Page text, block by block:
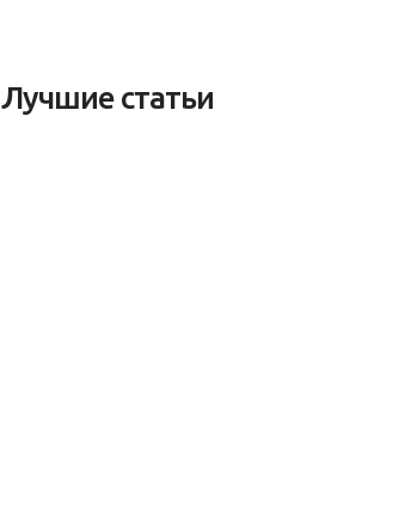
Лучшие статьи